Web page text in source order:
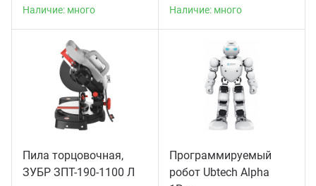
Наличие: много Наличие: много
Пила торцовочная,
ЗУБР ЗПТ-190-1100 Л
Программируемый
робот Ubtech Alpha